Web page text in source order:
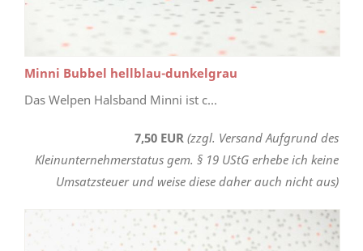
Minni Bubbel hellblau-dunkelgrau
Das Welpen Halsband Minni ist c...
7,50 EUR (zzgl. Versand Aufgrund des
Kleinunternehmerstatus gem. § 19 UStG erhebe ich keine
Umsatzsteuer und weise diese daher auch nicht aus)